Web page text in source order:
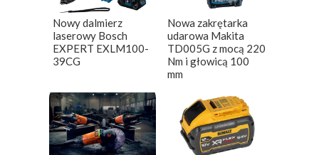
Nowy dalmierz
laserowy Bosch
EXPERT EXLM100-
39CG
Nowa zakrętarka
udarowa Makita
TD005G z mocą 220
Nm i głowicą 100
mm